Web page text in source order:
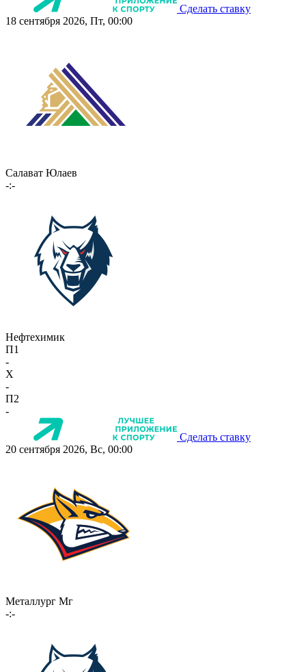
Сделать ставку
18 сентября 2026, Пт, 00:00
Салават Юлаев
-:-
Нефтехимик
П1
-
X
-
П2
-
Сделать ставку
20 сентября 2026, Вс, 00:00
Металлург Мг
-:-